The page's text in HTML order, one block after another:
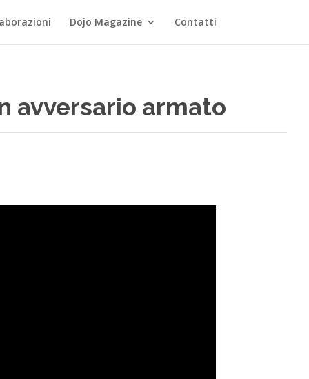
Dojo Magazine Contatti
avversario armato